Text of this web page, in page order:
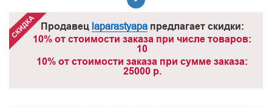
Продавец laparastyapaпредлагает скидки:
10% от стоимости заказа при числе товаров:
10
10% от стоимости заказа при сумме заказа:
25000 р.